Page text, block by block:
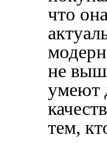
что
не
умеют
тем,